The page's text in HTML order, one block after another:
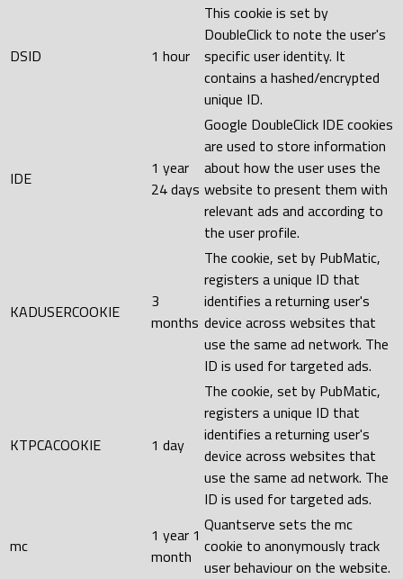
DSID 1 hour
This cookie is set by
DoubleClick to note the user's
specific user identity. It
contains a hashed/encrypted
unique ID.
IDE
1 year
24 days
Google DoubleClick IDE cookies
are used to store information
about how the user uses the
website to present them with
relevant ads and according to
the user profile.
KADUSERCOOKIE
3
months
The cookie, set by PubMatic,
registers a unique ID that
identifies a returning user's
device across websites that
use the same ad network. The
ID is used for targeted ads.
KTPCACOOKIE 1 day
The cookie, set by PubMatic,
registers a unique ID that
identifies a returning user's
device across websites that
use the same ad network. The
ID is used for targeted ads.
mc
1 year 1
month
Quantserve sets the mc
cookie to anonymously track
user behaviour on the website.